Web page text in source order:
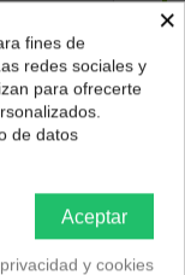
397,98 €/
pedido?
los precios e
×
fines de
redes sociales y
para ofrecerte
de datos
Aceptar
y cookies